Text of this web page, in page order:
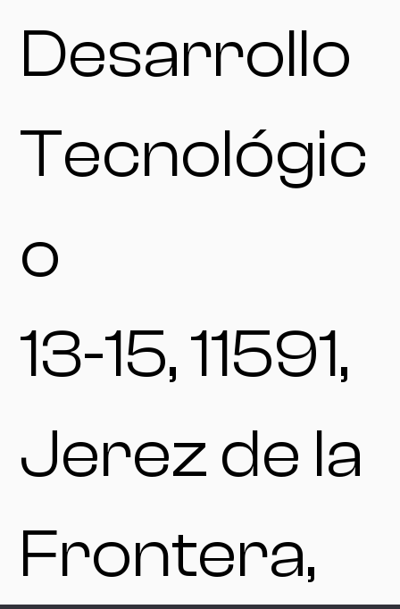
Desarrollo
Tecnológic
o
13-15, 11591,
Jerez de la
Frontera,